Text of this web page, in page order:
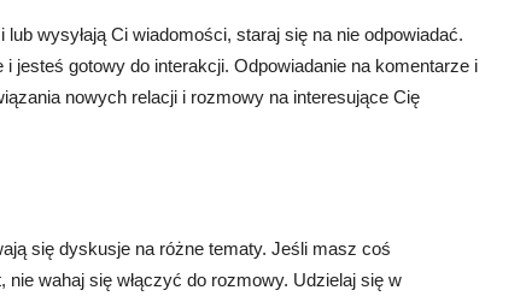
wysyłają Ci wiadomości, staraj się na nie odpowiadać.
jesteś gotowy do interakcji. Odpowiadanie na komentarze i
nowych relacji i rozmowy na interesujące Cię
się dyskusje na różne tematy. Jeśli masz coś
wahaj się włączyć do rozmowy. Udzielaj się w